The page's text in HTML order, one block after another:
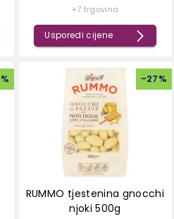
+7 trgovina
Usporedi cijene
% -27%
RUMMO tjestenina gnocchi
njoki 500g